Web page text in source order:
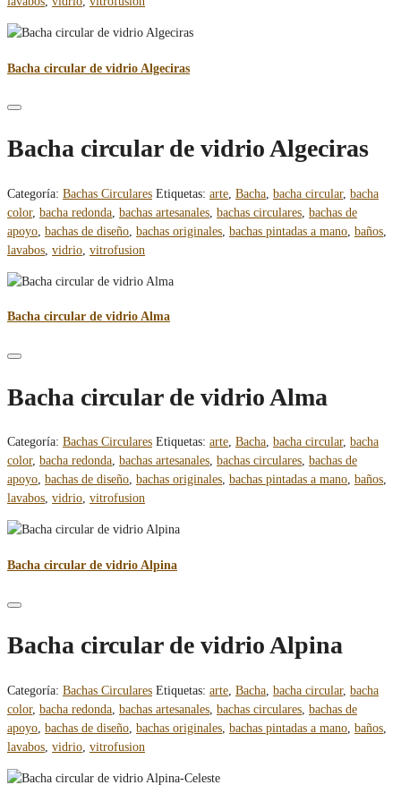
Bacha circular de vidrio Algeciras
Bacha circular de vidrio Algeciras
Categoría: Bachas Circulares Etiquetas: arte Bacha bacha circular, bacha
color, bacha redonda bachas artesanales bachas circulares bachas de
apoyo bachas de diseño bachas originales bachas pintadas a mano baños
lavabos vidrio vitrofusion
Bacha circular de vidrio Alma
Bacha circular de vidrio Alma
Categoría: Bachas Circulares Etiquetas: arte, Bacha, bacha circular, bacha
color, bacha redonda, bachas artesanales, bachas circulares, bachas de
apoyo, bachas de diseño, bachas originales, bachas pintadas a mano, baños,
lavabos, vidrio, vitrofusion
Bacha circular de vidrio Alpina
Bacha circular de vidrio Alpina
Categoría: Bachas Circulares Etiquetas: arte, Bacha, bacha circular, bacha
color, bacha redonda, bachas artesanales, bachas circulares, bachas de
apoyo, bachas de diseño, bachas originales, bachas pintadas a mano, baños,
lavabos, vidrio, vitrofusion